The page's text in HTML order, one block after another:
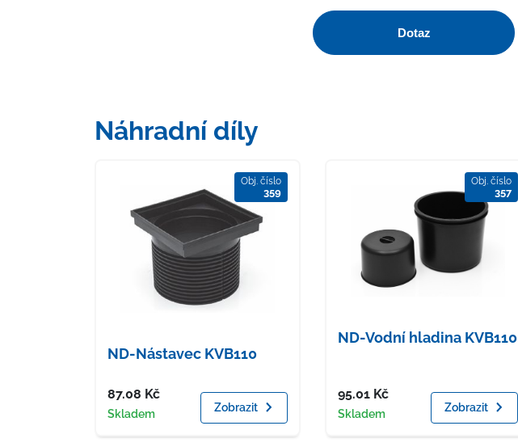
Dotaz
Náhradní díly
Obj. číslo
359
ND-Nástavec KVB110
Cena
87.08 Kč
Dostupnost
Skladem Zobrazit
Obj. číslo
357
ND-Vodní hladina KVB110
Cena
95.01 Kč
Dostupnost
Skladem Zobrazit